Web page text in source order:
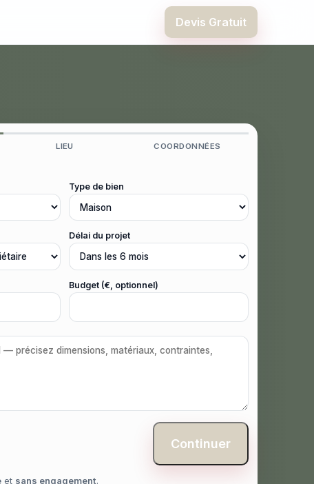
Devis Gratuit
LIEU COORDONNÉES
Type de bien
Délai du projet
Budget (€, optionnel)
Continuer
et sans engagement.